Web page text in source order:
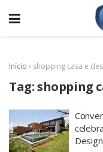
Início › shopping casa e
Tag:shopping
Design